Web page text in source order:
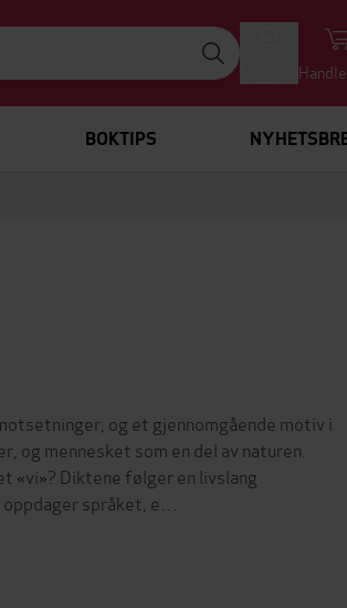
BOKTIPS
og et gjennomgående motiv i
og mennesket som en del av naturen.
«vi»? Diktene følger en livslang
språket, e…